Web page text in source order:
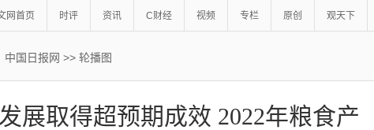
网首页 时评 资讯 C财经 视频 专栏 原创 观天下
中国日报网 >> 轮播图
展取得超预期成效 2022年粮食产